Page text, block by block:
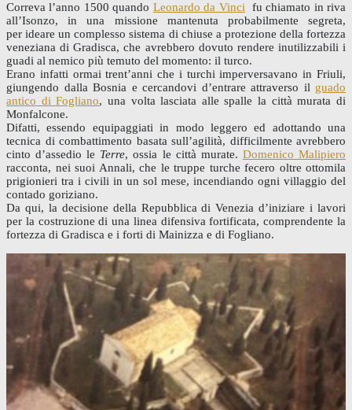
Correva l’anno 1500 quando Leonardo da Vincifu chiamato in riva
all’Isonzo, in una missione mantenuta probabilmente segreta,
per ideare un complesso sistema di chiuse a protezione della fortezza
veneziana di Gradisca, che avrebbero dovuto rendere inutilizzabili i
guadi al nemico più temuto del momento: il turco.
Erano infatti ormai trent’anni che i turchi imperversavano in Friuli,
giungendo dalla Bosnia e cercandovi d’entrare attraverso il guado
antico di Fogliano, una volta lasciata alle spalle la città murata di
Monfalcone.
Difatti, essendo equipaggiati in modo leggero ed adottando una
tecnica di combattimento basata sull’agilità, difficilmente avrebbero
cinto d’assedio le Terre, ossia le città murate. Domenico Malipiero
racconta, nei suoi Annali, che le truppe turche fecero oltre ottomila
prigionieri tra i civili in un sol mese, incendiando ogni villaggio del
contado goriziano.
Da qui, la decisione della Repubblica di Venezia d’iniziare i lavori
per la costruzione di una linea difensiva fortificata, comprendente la
fortezza di Gradisca e i forti di Mainizza e di Fogliano.